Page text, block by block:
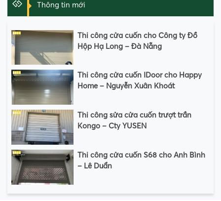
Thông tin mới
Thi công cửa cuốn cho Công ty Đồ
Hộp Hạ Long – Đà Nẵng
Thi công cửa cuốn IDoor cho Happy
Home – Nguyễn Xuân Khoát
Thi công sửa cửa cuốn trượt trần
Kongo – Cty YUSEN
Thi công cửa cuốn S68 cho Anh Bình
– Lê Duẩn